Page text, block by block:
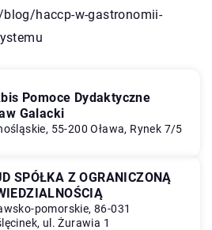
haccp-w-gastronomii-
Pomoce Dydaktyczne
Galacki
55-200 Oława, Rynek 7/5
SPÓŁKA Z OGRANICZONĄ
pomorskie, 86-031
ul. Żurawia 1